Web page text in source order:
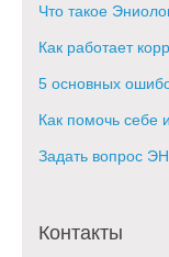
Что такое
Как работает
5 основных
Как помочь себе
Задать вопрос
Контакты